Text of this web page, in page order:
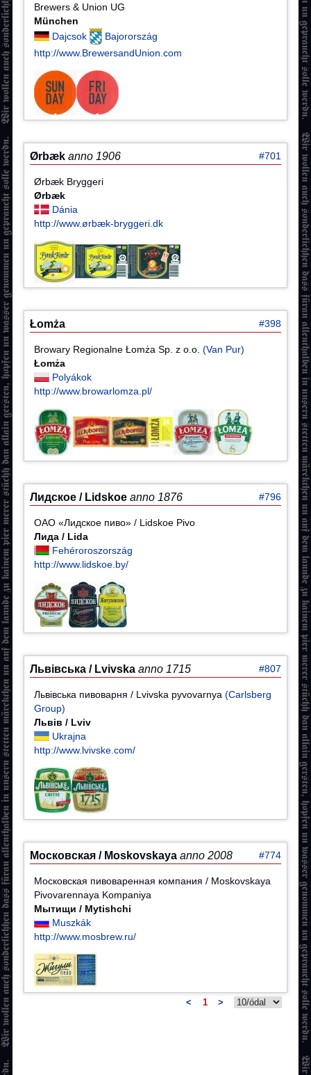
Brewers & Union UG
München
Dajcsok
Bajorország
http://www.BrewersandUnion.com
Ørbæk anno 1906 #701
Ørbæk Bryggeri
Ørbæk
Dánia
http://www.ørbæk-bryggeri.dk
Łomża #398
Browary Regionalne Łomża Sp. z o.o.(Van Pur)
Łomża
Polyákok
http://www.browarlomza.pl/
Лидское / Lidskoe anno 1876 #796
ОАО «Лидское пиво» / Lidskoe Pivo
Лида / Lida
Fehéroroszország
http://www.lidskoe.by/
Львівська / Lvivska anno 1715 #807
Львівська пивоварня / Lvivska pyvovarnya(Carlsberg
Group)
Львів / Lviv
Ukrajna
http://www.lvivske.com/
Московская / Moskovskaya anno 2008 #774
Московская пивоваренная компания / Moskovskaya
Pivovarennaya Kompaniya
Мытищи / Mytishchi
Muszkák
http://www.mosbrew.ru/
< 1 >